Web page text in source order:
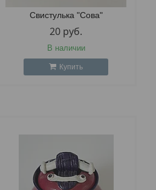
Свистулька "Сова"
20 руб.
В наличии
Купить